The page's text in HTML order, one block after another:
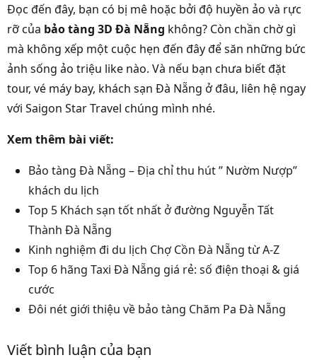
Đọc đến đây, bạn có bị mê hoặc bởi độ huyền ảo và rực
rỡ của bảo tàng 3D Đà Nẵng không? Còn chần chờ gì
mà không xếp một cuộc hẹn đến đây để săn những bức
ảnh sống ảo triệu like nào. Và nếu bạn chưa biết đặt
tour, vé máy bay, khách sạn Đà Nẵng ở đâu, liên hệ ngay
với Saigon Star Travel chúng mình nhé.
Xem thêm bài viết:
Bảo tàng Đà Nẵng – Địa chỉ thu hút ” Nườm Nượp”
khách du lịch
Top 5 Khách sạn tốt nhất ở đường Nguyễn Tất
Thành Đà Nẵng
Kinh nghiệm đi du lịch Chợ Cồn Đà Nẵng từ A-Z
Top 6 hãng Taxi Đà Nẵng giá rẻ: số điện thoại & giá
cước
Đôi nét giới thiệu về bảo tàng Chăm Pa Đà Nẵng
Viết bình luận của bạn